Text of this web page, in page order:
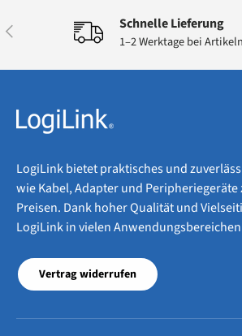
Vorherige Schnelle Lieferung
1–2 Werktage bei
LogiLink bietet praktisches und
wie Kabel, Adapter und Peripheriegeräte
Preisen. Dank hoher Qualität und
LogiLink in vielen
Vertrag widerrufen